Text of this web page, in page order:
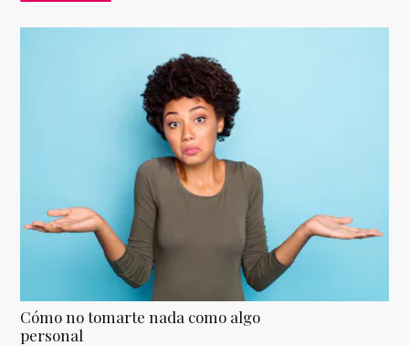
Cómo no tomarte nada como algo
personal